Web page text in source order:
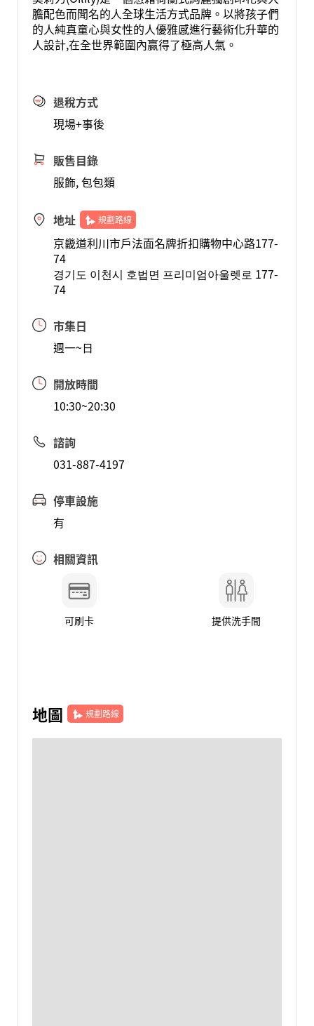
膽配色而聞名的人全球生活方式品牌。以將孩子們
的人純真童心與女性的人優雅感進行藝術化升華的
人設計,在全世界範圍內贏得了極高人氣。
退稅方式
現場+事後
販售目錄
服飾, 包包類
地址 規劃路線
京畿道利川市戶法面名牌折扣購物中心路177-
74
경기도 이천시 호법면 프리미엄아울렛로 177-
74
市集日
週一~日
開放時間
10:30~20:30
諮詢
031-887-4197
停車設施
有
相關資訊
可刷卡 提供洗手間
地圖 規劃路線